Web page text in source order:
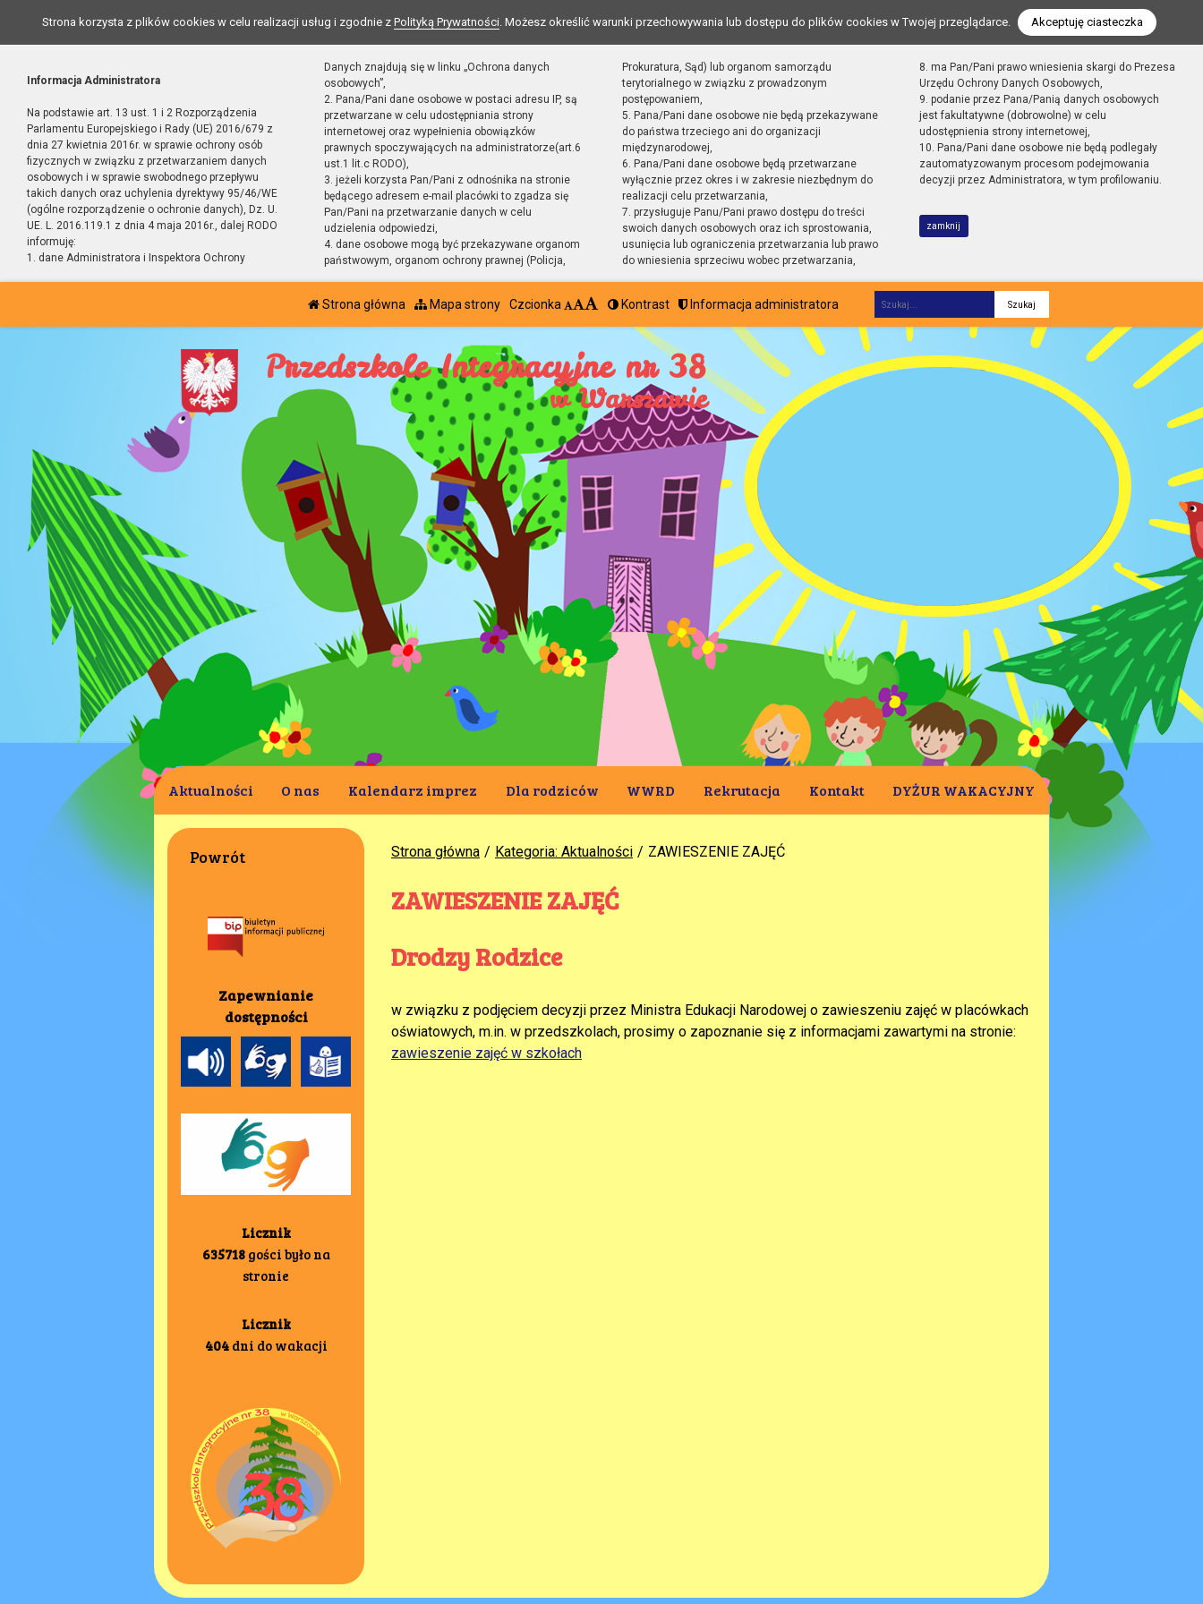
Strona korzysta z plików cookies w celu realizacji usług i zgodnie z Polityką Prywatności. Możesz określić warunki przechowywania lub dostępu do plików cookies w Twojej przeglądarce. Akceptuję ciasteczka
Informacja Administratora
Na podstawie art. 13 ust. 1 i 2 Rozporządzenia
Parlamentu Europejskiego i Rady (UE) 2016/679 z
dnia 27 kwietnia 2016r. w sprawie ochrony osób
fizycznych w związku z przetwarzaniem danych
osobowych i w sprawie swobodnego przepływu
takich danych oraz uchylenia dyrektywy 95/46/WE
(ogólne rozporządzenie o ochronie danych), Dz. U.
UE. L. 2016.119.1 z dnia 4 maja 2016r., dalej RODO
informuję:
1. dane Administratora i Inspektora Ochrony
Danych znajdują się w linku „Ochrona danych
osobowych”,
2. Pana/Pani dane osobowe w postaci adresu IP, są
przetwarzane w celu udostępniania strony
internetowej oraz wypełnienia obowiązków
prawnych spoczywających na administratorze(art.6
ust.1 lit.c RODO),
3. jeżeli korzysta Pan/Pani z odnośnika na stronie
będącego adresem e-mail placówki to zgadza się
Pan/Pani na przetwarzanie danych w celu
udzielenia odpowiedzi,
4. dane osobowe mogą być przekazywane organom
państwowym, organom ochrony prawnej (Policja,
Prokuratura, Sąd) lub organom samorządu
terytorialnego w związku z prowadzonym
postępowaniem,
5. Pana/Pani dane osobowe nie będą przekazywane
do państwa trzeciego ani do organizacji
międzynarodowej,
6. Pana/Pani dane osobowe będą przetwarzane
wyłącznie przez okres i w zakresie niezbędnym do
realizacji celu przetwarzania,
7. przysługuje Panu/Pani prawo dostępu do treści
swoich danych osobowych oraz ich sprostowania,
usunięcia lub ograniczenia przetwarzania lub prawo
do wniesienia sprzeciwu wobec przetwarzania,
8. ma Pan/Pani prawo wniesienia skargi do Prezesa
Urzędu Ochrony Danych Osobowych,
9. podanie przez Pana/Panią danych osobowych
jest fakultatywne (dobrowolne) w celu
udostępnienia strony internetowej,
10. Pana/Pani dane osobowe nie będą podlegały
zautomatyzowanym procesom podejmowania
decyzji przez Administratora, w tym profilowaniu.
zamknij
Strona główna Mapa strony Czcionka Kontrast Informacja administratora
Fraza
Przedszkole Integracyjne nr 38
w Warszawie
Aktualności O nas Kalendarz imprez Dla rodziców WWRD Rekrutacja Kontakt DYŻUR WAKACYJNY
Strona główna Kategoria: Aktualności ZAWIESZENIE ZAJĘĆ
ZAWIESZENIE ZAJĘĆ
Drodzy Rodzice
w związku z podjęciem decyzji przez Ministra Edukacji Narodowej o zawieszeniu zajęć w placówkach
oświatowych, m.in. w przedszkolach, prosimy o zapoznanie się z informacjami zawartymi na stronie:
zawieszenie zajęć w szkołach
Powrót
Zapewnianie
dostępności
Licznik
635718gości było na
stronie
Licznik
404dni do wakacji